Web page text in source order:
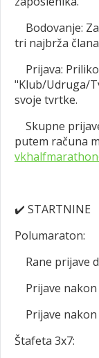
Bodovanje:
tri najbrža
Prijava:
"Klub/Udruga/
svoje tvrtke.
Skupne
putem računa
✔️ STARTNINE
Polumaraton:
Rane prijave
Prijave
Prijave
Štafeta 3x7: